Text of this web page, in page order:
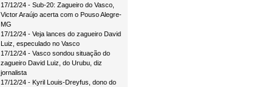
17/12/24 - Sub-20: Zagueiro do Vasco,
Victor Araújo acerta com o Pouso Alegre-
MG
17/12/24 - Veja lances do zagueiro David
Luiz, especulado no Vasco
17/12/24 - Vasco sondou situação do
zagueiro David Luiz, do Urubu, diz
jornalista
17/12/24 - Kyril Louis-Dreyfus, dono do